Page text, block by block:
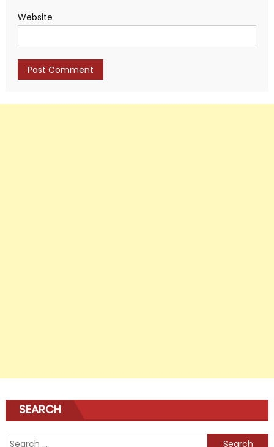
Website
SEARCH
Search